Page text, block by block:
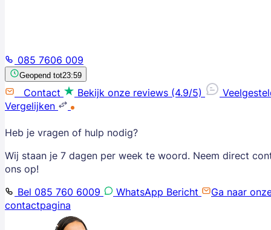
085 7606 009
Geopend tot23:59
Contact Bekijk onze reviews (4.9/5)
Vergelijken
Heb je vragen of hulp nodig?
Wij staan je 7 dagen per week te woord. Neem direct
ons op!
Bel 085 760 6009
WhatsApp Bericht
Ga naar
contactpagina